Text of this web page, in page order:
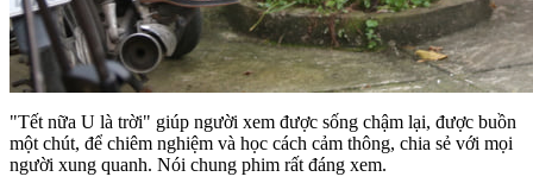
"Tết nữa U là trời" giúp người xem được sống chậm lại, được buồn
một chút, để chiêm nghiệm và học cách cảm thông, chia sẻ với mọi
người xung quanh. Nói chung phim rất đáng xem.